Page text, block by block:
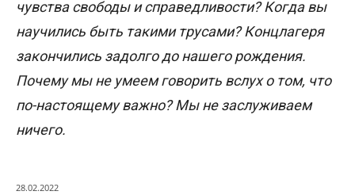
чувства свободы и справедливости? Когда вы
научились быть такими трусами? Концлагеря
закончились задолго до нашего рождения.
Почему мы не умеем говорить вслух о том, что
по-настоящему важно? Мы не заслуживаем
ничего.
28.02.2022